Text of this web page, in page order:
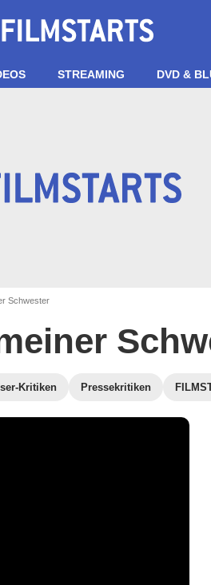
STREAMING DVD &
Schwester
Kritiken Pressekritiken